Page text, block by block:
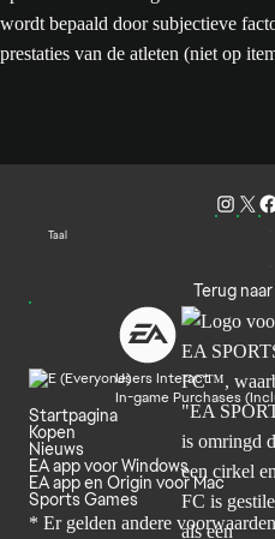
wordt bepaald door subjectieve
prestaties van de atleten (niet op
Taal
Terug
Users Interact
In-game Purchases
Startpagina
Kopen
Nieuws
EA app voor Windows
EA app en Origin voor Mac
Sports Games
* Er gelden andere